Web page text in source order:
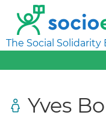
The Social
Yves